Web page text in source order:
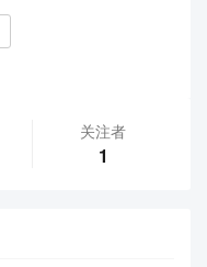
关注者
1